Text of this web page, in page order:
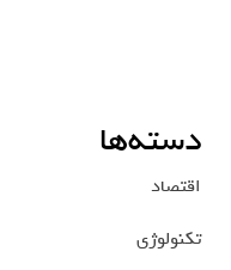
دسته‌ها
اقتصاد
تکنولوژی